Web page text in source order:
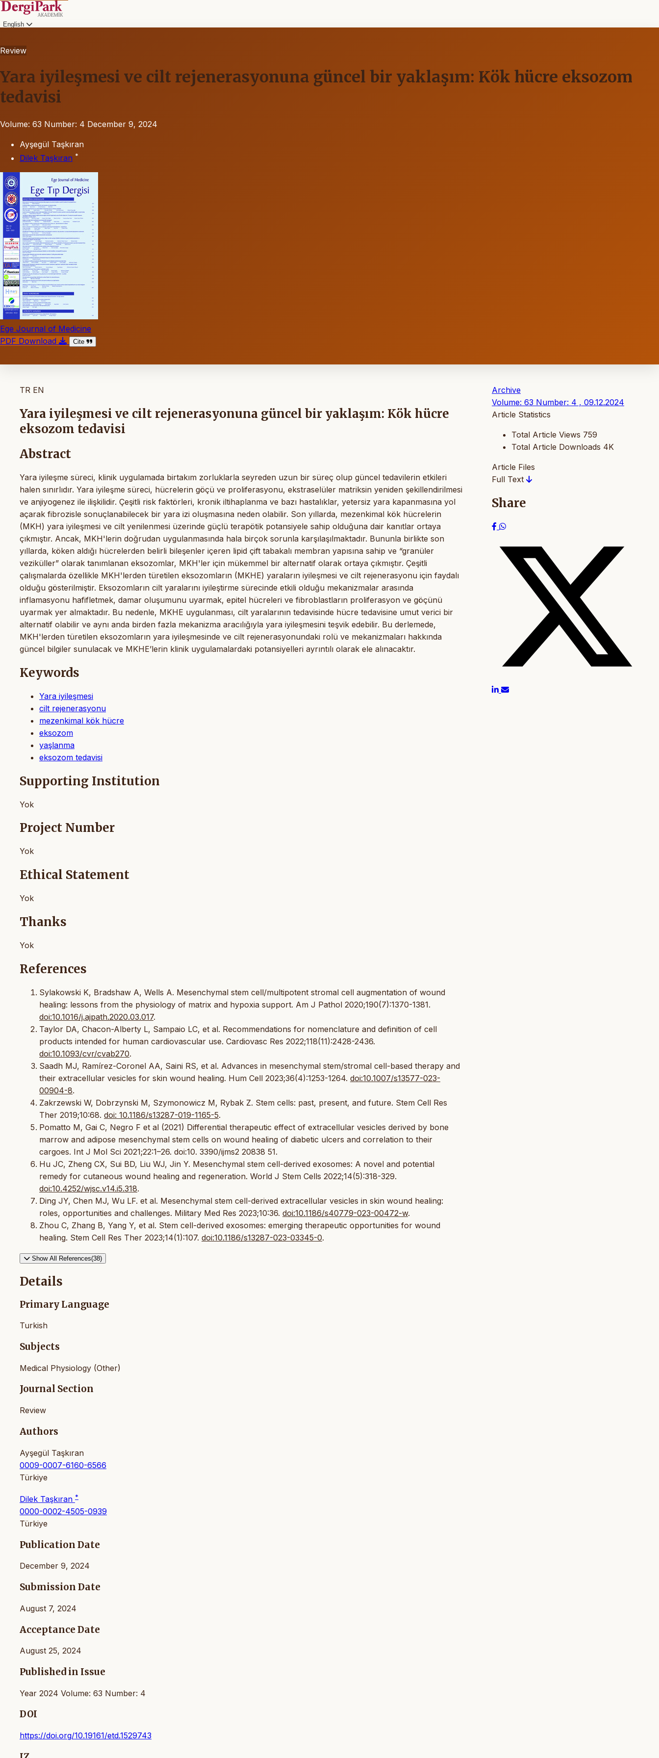
English
Review
Yara iyileşmesi ve cilt rejenerasyonuna güncel bir yaklaşım: Kök hücre eksozom
tedavisi
Volume: 63 Number: 4 December 9, 2024
Ayşegül Taşkıran
Dilek Taşkıran *
Ege Journal of Medicine
PDF Download
Cite
TR EN
Yara iyileşmesi ve cilt rejenerasyonuna güncel bir yaklaşım: Kök hücre
eksozom tedavisi
Abstract
Yara iyileşme süreci, klinik uygulamada birtakım zorluklarla seyreden uzun bir süreç olup güncel tedavilerin etkileri
halen sınırlıdır. Yara iyileşme süreci, hücrelerin göçü ve proliferasyonu, ekstraselüler matriksin yeniden şekillendirilmesi
ve anjiyogenez ile ilişkilidir. Çeşitli risk faktörleri, kronik iltihaplanma ve bazı hastalıklar, yetersiz yara kapanmasına yol
açarak fibrozisle sonuçlanabilecek bir yara izi oluşmasına neden olabilir. Son yıllarda, mezenkimal kök hücrelerin
(MKH) yara iyileşmesi ve cilt yenilenmesi üzerinde güçlü terapötik potansiyele sahip olduğuna dair kanıtlar ortaya
çıkmıştır. Ancak, MKH'lerin doğrudan uygulanmasında hala birçok sorunla karşılaşılmaktadır. Bununla birlikte son
yıllarda, köken aldığı hücrelerden belirli bileşenler içeren lipid çift tabakalı membran yapısına sahip ve “granüler
veziküller” olarak tanımlanan eksozomlar, MKH'ler için mükemmel bir alternatif olarak ortaya çıkmıştır. Çeşitli
çalışmalarda özellikle MKH'lerden türetilen eksozomların (MKHE) yaraların iyileşmesi ve cilt rejenerasyonu için faydalı
olduğu gösterilmiştir. Eksozomların cilt yaralarını iyileştirme sürecinde etkili olduğu mekanizmalar arasında
inflamasyonu hafifletmek, damar oluşumunu uyarmak, epitel hücreleri ve fibroblastların proliferasyon ve göçünü
uyarmak yer almaktadır. Bu nedenle, MKHE uygulanması, cilt yaralarının tedavisinde hücre tedavisine umut verici bir
alternatif olabilir ve aynı anda birden fazla mekanizma aracılığıyla yara iyileşmesini teşvik edebilir. Bu derlemede,
MKH'lerden türetilen eksozomların yara iyileşmesinde ve cilt rejenerasyonundaki rolü ve mekanizmaları hakkında
güncel bilgiler sunulacak ve MKHE’lerin klinik uygulamalardaki potansiyelleri ayrıntılı olarak ele alınacaktır.
Keywords
Yara iyileşmesi
cilt rejenerasyonu
mezenkimal kök hücre
eksozom
yaşlanma
eksozom tedavisi
Supporting Institution
Yok
Project Number
Yok
Ethical Statement
Yok
Thanks
Yok
References
Sylakowski K, Bradshaw A, Wells A. Mesenchymal stem cell/multipotent stromal cell augmentation of wound
healing: lessons from the physiology of matrix and hypoxia support. Am J Pathol 2020;190(7):1370-1381.
doi:10.1016/j.ajpath.2020.03.017.
Taylor DA, Chacon-Alberty L, Sampaio LC, et al. Recommendations for nomenclature and definition of cell
products intended for human cardiovascular use. Cardiovasc Res 2022;118(11):2428-2436.
doi:10.1093/cvr/cvab270.
Saadh MJ, Ramírez-Coronel AA, Saini RS, et al. Advances in mesenchymal stem/stromal cell-based therapy and
their extracellular vesicles for skin wound healing. Hum Cell 2023;36(4):1253-1264. doi:10.1007/s13577-023-
00904-8.
Zakrzewski W, Dobrzynski M, Szymonowicz M, Rybak Z. Stem cells: past, present, and future. Stem Cell Res
Ther 2019;10:68. doi: 10.1186/s13287-019-1165-5.
Pomatto M, Gai C, Negro F et al (2021) Differential therapeutic effect of extracellular vesicles derived by bone
marrow and adipose mesenchymal stem cells on wound healing of diabetic ulcers and correlation to their
cargoes. Int J Mol Sci 2021;22:1–26. doi:10. 3390/ijms2 20838 51.
Hu JC, Zheng CX, Sui BD, Liu WJ, Jin Y. Mesenchymal stem cell-derived exosomes: A novel and potential
remedy for cutaneous wound healing and regeneration. World J Stem Cells 2022;14(5):318-329.
doi:10.4252/wjsc.v14.i5.318.
Ding JY, Chen MJ, Wu LF. et al. Mesenchymal stem cell-derived extracellular vesicles in skin wound healing:
roles, opportunities and challenges. Military Med Res 2023;10:36. doi:10.1186/s40779-023-00472-w.
Zhou C, Zhang B, Yang Y, et al. Stem cell-derived exosomes: emerging therapeutic opportunities for wound
healing. Stem Cell Res Ther 2023;14(1):107. doi:10.1186/s13287-023-03345-0.
Show All References(38)
Details
Primary Language
Turkish
Subjects
Medical Physiology (Other)
Journal Section
Review
Authors
Ayşegül Taşkıran
0009-0007-6160-6566
Türkiye
Dilek Taşkıran *
0000-0002-4505-0939
Türkiye
Publication Date
December 9, 2024
Submission Date
August 7, 2024
Acceptance Date
August 25, 2024
Published in Issue
Year 2024 Volume: 63 Number: 4
DOI
https://doi.org/10.19161/etd.1529743
Archive
Volume: 63 Number: 4 , 09.12.2024
Article Statistics
Total Article Views 759
Total Article Downloads 4K
Article Files
Full Text
Share